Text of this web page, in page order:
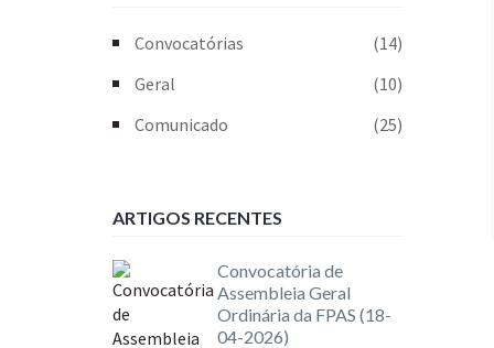
Convocatórias
(14)
Geral
(10)
Comunicado
(25)
ARTIGOS RECENTES
Convocatória de
Assembleia Geral
Ordinária da FPAS (18-
04-2026)